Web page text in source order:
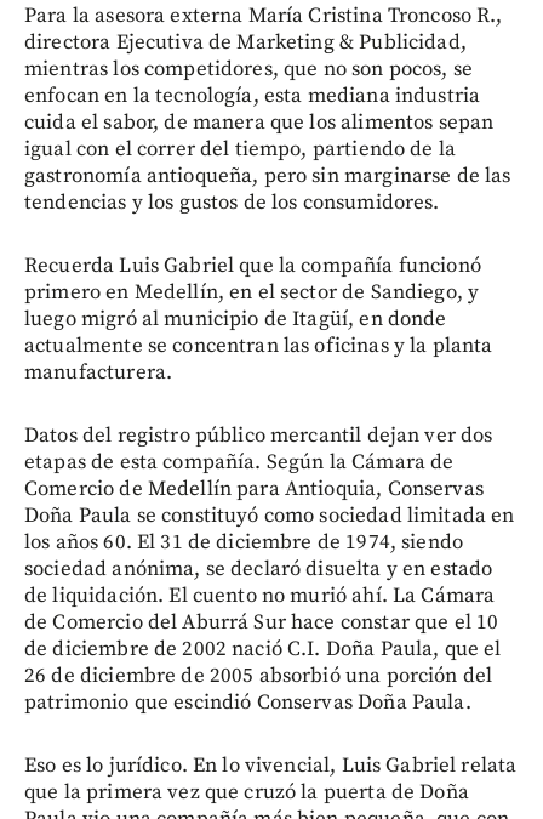
Para la asesora externa María Cristina Troncoso R.,
directora Ejecutiva de Marketing & Publicidad,
mientras los competidores, que no son pocos, se
enfocan en la tecnología, esta mediana industria
cuida el sabor, de manera que los alimentos sepan
igual con el correr del tiempo, partiendo de la
gastronomía antioqueña, pero sin marginarse de las
tendencias y los gustos de los consumidores.
Recuerda Luis Gabriel que la compañía funcionó
primero en Medellín, en el sector de Sandiego, y
luego migró al municipio de Itagüí, en donde
actualmente se concentran las oficinas y la planta
manufacturera.
Datos del registro público mercantil dejan ver dos
etapas de esta compañía. Según la Cámara de
Comercio de Medellín para Antioquia, Conservas
Doña Paula se constituyó como sociedad limitada en
los años 60. El 31 de diciembre de 1974, siendo
sociedad anónima, se declaró disuelta y en estado
de liquidación. El cuento no murió ahí. La Cámara
de Comercio del Aburrá Sur hace constar que el 10
de diciembre de 2002 nació C.I. Doña Paula, que el
26 de diciembre de 2005 absorbió una porción del
patrimonio que escindió Conservas Doña Paula.
Eso es lo jurídico. En lo vivencial, Luis Gabriel relata
que la primera vez que cruzó la puerta de Doña